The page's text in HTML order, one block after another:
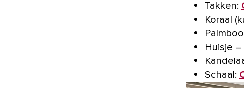
Takken:
Koraal
Huisje –
Schaal: